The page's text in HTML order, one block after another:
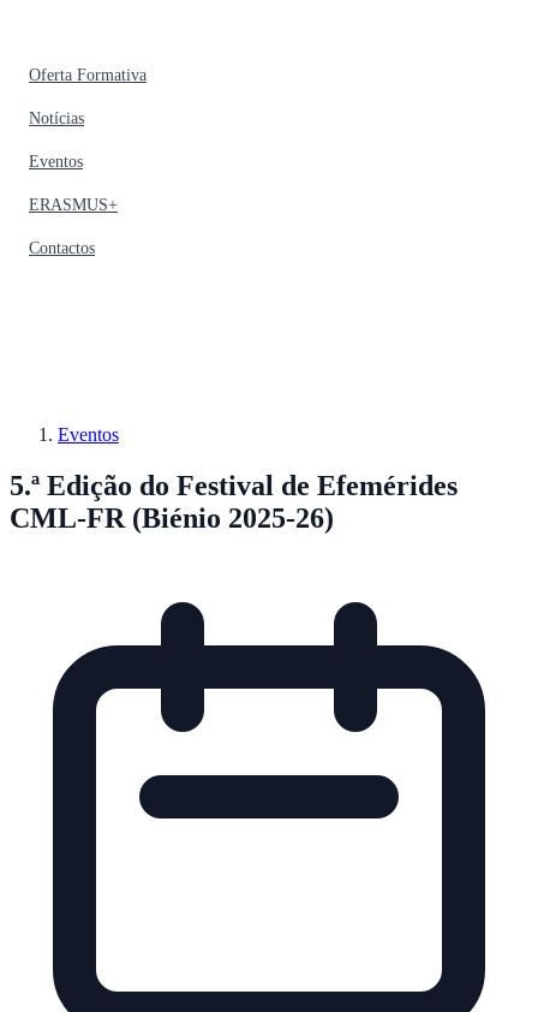
Oferta Formativa
Notícias
Eventos
ERASMUS+
Contactos
Eventos
5.ª Edição do Festival de Efemérides
CML-FR (Biénio 2025-26)